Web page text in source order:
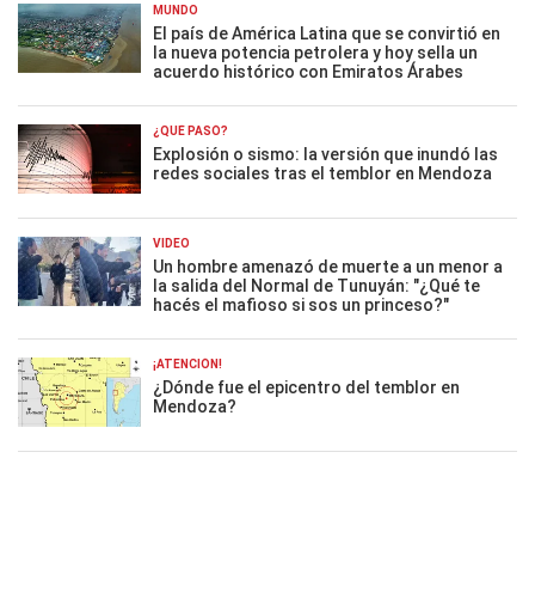
MUNDO
El país de América Latina que se convirtió en
la nueva potencia petrolera y hoy sella un
acuerdo histórico con Emiratos Árabes
¿QUÉ PASÓ?
Explosión o sismo: la versión que inundó las
redes sociales tras el temblor en Mendoza
VIDEO
Un hombre amenazó de muerte a un menor a
la salida del Normal de Tunuyán: "¿Qué te
hacés el mafioso si sos un princeso?"
¡ATENCIÓN!
¿Dónde fue el epicentro del temblor en
Mendoza?